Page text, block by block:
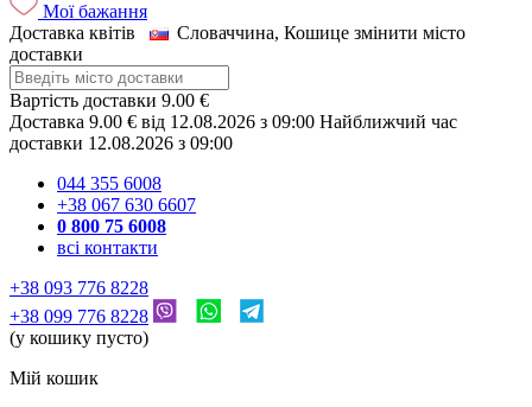
Мої бажання
Доставка квітів
Словаччина, Кошице змінити місто
доставки
Вартість доставки 9.00 €
Доставка 9.00 € від 12.08.2026 з 09:00 Найближчий час
доставки 12.08.2026 з 09:00
044 355 6008
+38 067 630 6607
0 800 75 6008
всі контакти
+38 093 776 8228
+38 099 776 8228
(у кошику пусто)
Мій кошик